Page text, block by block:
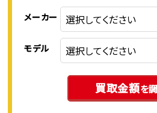
メーカー
モデル
買取金額を